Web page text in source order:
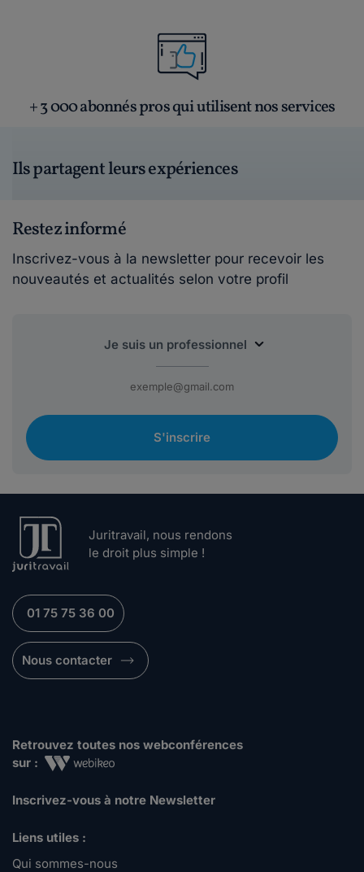
+ 3 000 abonnés pros qui utilisent nos services
Ils partagent leurs expériences
Restez informé
Inscrivez-vous à la newsletter pour recevoir les
nouveautés et actualités selon votre profil
S'inscrire
Juritravail, nous rendons
le droit plus simple !
01 75 75 36 00
Nous contacter
Retrouvez toutes nos webconférences
sur :
Inscrivez-vous à notre Newsletter
Liens utiles :
Qui sommes-nous